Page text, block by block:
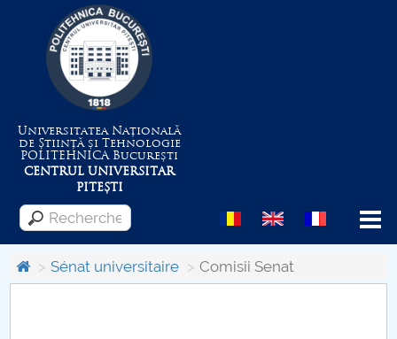
Universitatea Națională
de Știință și Tehnologie
POLITEHNICABucurești
CENTRUL UNIVERSITAR
PITEȘTI
Menu
Sénat universitaire Comisii Senat